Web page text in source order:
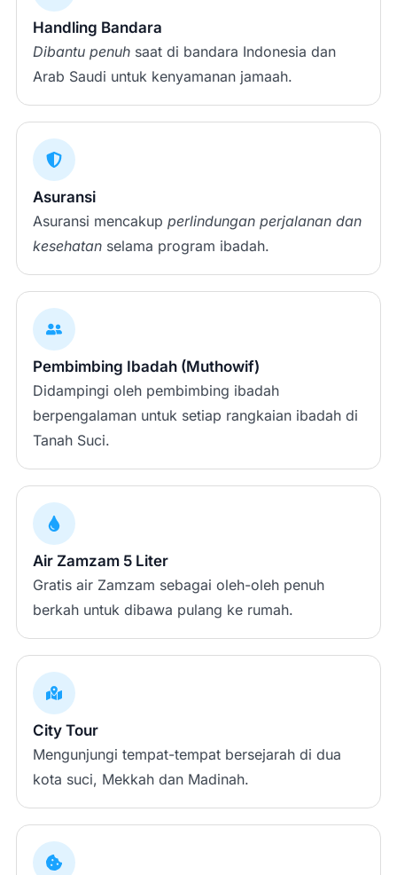
Handling Bandara
Dibantu penuh saat di bandara Indonesia dan
Arab Saudi untuk kenyamanan jamaah.
Asuransi
Asuransi mencakup perlindungan perjalanan dan
kesehatan selama program ibadah.
Pembimbing Ibadah (Muthowif)
Didampingi oleh pembimbing ibadah
berpengalaman untuk setiap rangkaian ibadah di
Tanah Suci.
Air Zamzam 5 Liter
Gratis air Zamzam sebagai oleh-oleh penuh
berkah untuk dibawa pulang ke rumah.
City Tour
Mengunjungi tempat-tempat bersejarah di dua
kota suci, Mekkah dan Madinah.